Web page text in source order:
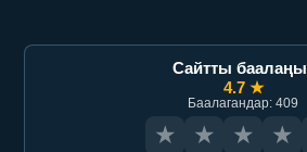
Сайтты
4.7 ★
Баалагандар: 409
★ ★ ★ ★